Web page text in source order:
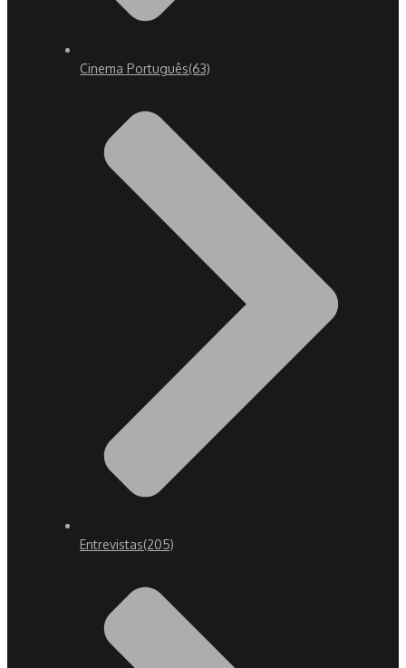
Cinema Português(63)
Entrevistas(205)